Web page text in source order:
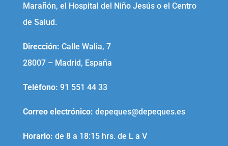
Marañón, el Hospital del Niño Jesús o el Centro
de Salud.
Dirección: Calle Walia, 7
28007 – Madrid, España
Teléfono: 91 551 44 33
Correo electrónico: depeques@depeques.es
Horario: de 8 a 18:15 hrs. de L a V